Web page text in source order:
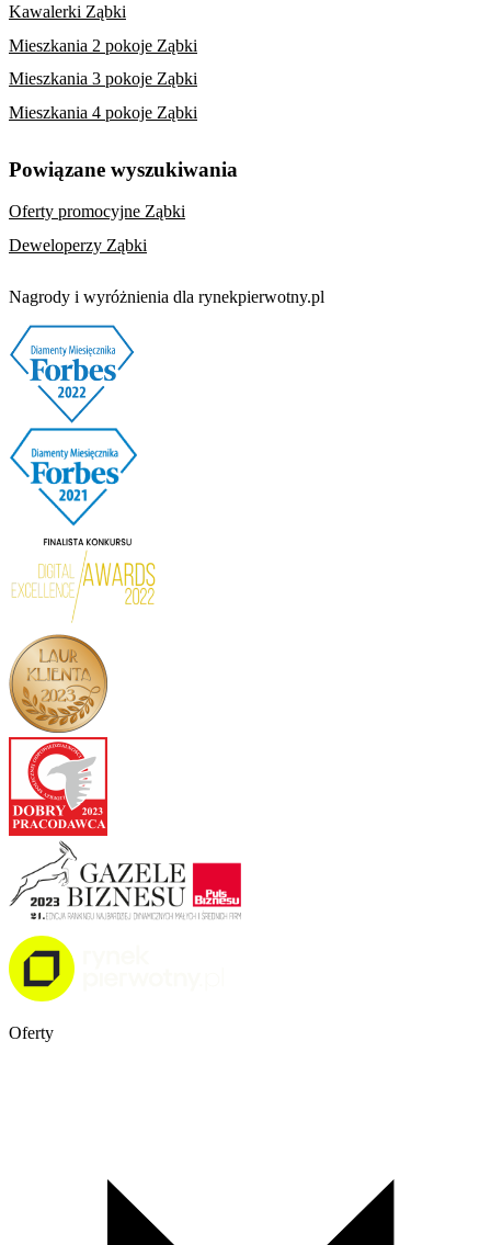
Kawalerki Ząbki
Mieszkania 2 pokoje Ząbki
Mieszkania 3 pokoje Ząbki
Mieszkania 4 pokoje Ząbki
Powiązane wyszukiwania
Oferty promocyjne Ząbki
Deweloperzy Ząbki
Nagrody i wyróżnienia dla rynekpierwotny.pl
Oferty